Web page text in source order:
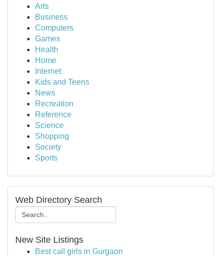
Arts
Business
Computers
Games
Health
Home
Internet
Kids and Teens
News
Recreation
Reference
Science
Shopping
Society
Sports
Web Directory Search
New Site Listings
Best call girls in Gurgaon